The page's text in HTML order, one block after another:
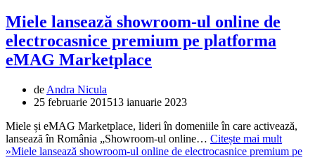
Miele lansează showroom-ul online de
electrocasnice premium pe platforma
eMAG Marketplace
de Andra Nicula
25 februarie 201513 ianuarie 2023
Miele și eMAG Marketplace, lideri în domeniile în care activează,
lansează în România „Showroom-ul online… Citește mai mult
»Miele lansează showroom-ul online de electrocasnice premium pe